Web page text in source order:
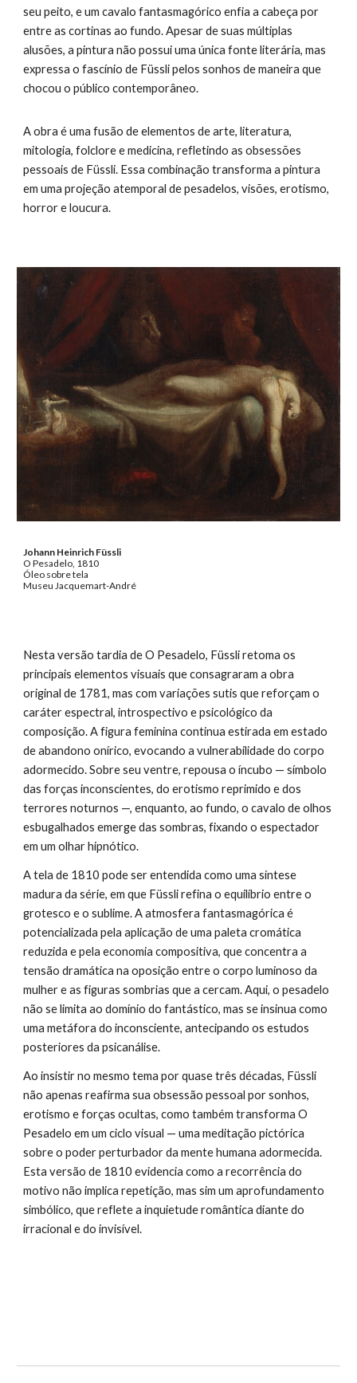
seu peito, e um cavalo fantasmagórico enfia a cabeça por
entre as cortinas ao fundo. Apesar de suas múltiplas
alusões, a pintura não possui uma única fonte literária, mas
expressa o fascínio de Füssli pelos sonhos de maneira que
chocou o público contemporâneo.
A obra é uma fusão de elementos de arte, literatura,
mitologia, folclore e medicina, refletindo as obsessões
pessoais de Füssli. Essa combinação transforma a pintura
em uma projeção atemporal de pesadelos, visões, erotismo,
horror e loucura.
Johann Heinrich Füssli
O Pesadelo, 1810
Óleo sobre tela
Museu Jacquemart-André
Nesta versão tardia de O Pesadelo, Füssli retoma os
principais elementos visuais que consagraram a obra
original de 1781, mas com variações sutis que reforçam o
caráter espectral, introspectivo e psicológico da
composição. A figura feminina continua estirada em estado
de abandono onírico, evocando a vulnerabilidade do corpo
adormecido. Sobre seu ventre, repousa o íncubo — símbolo
das forças inconscientes, do erotismo reprimido e dos
terrores noturnos —, enquanto, ao fundo, o cavalo de olhos
esbugalhados emerge das sombras, fixando o espectador
em um olhar hipnótico.
A tela de 1810 pode ser entendida como uma síntese
madura da série, em que Füssli refina o equilíbrio entre o
grotesco e o sublime. A atmosfera fantasmagórica é
potencializada pela aplicação de uma paleta cromática
reduzida e pela economia compositiva, que concentra a
tensão dramática na oposição entre o corpo luminoso da
mulher e as figuras sombrias que a cercam. Aqui, o pesadelo
não se limita ao domínio do fantástico, mas se insinua como
uma metáfora do inconsciente, antecipando os estudos
posteriores da psicanálise.
Ao insistir no mesmo tema por quase três décadas, Füssli
não apenas reafirma sua obsessão pessoal por sonhos,
erotismo e forças ocultas, como também transforma O
Pesadelo em um ciclo visual — uma meditação pictórica
sobre o poder perturbador da mente humana adormecida.
Esta versão de 1810 evidencia como a recorrência do
motivo não implica repetição, mas sim um aprofundamento
simbólico, que reflete a inquietude romântica diante do
irracional e do invisível.